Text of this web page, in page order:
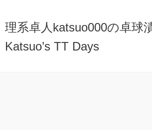
理系卓人katsuo000の卓球
Katsuo’s TT Days